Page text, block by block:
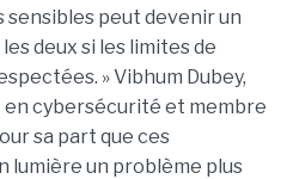
peut devenir un
deux si les limites de
» Vibhum Dubey,
cybersécurité et membre
sa part que ces
un problème plus